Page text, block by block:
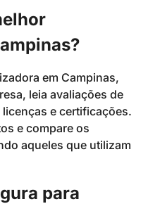
em Campinas,
leia avaliações de
e certificações.
e compare os
aqueles que utilizam
para